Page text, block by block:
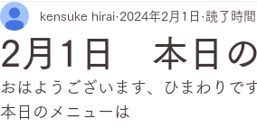
2月1日 本日の
kensuke hirai 2024年2月1日 読了時
おはようございます、ひまわりです
本日のメニューは